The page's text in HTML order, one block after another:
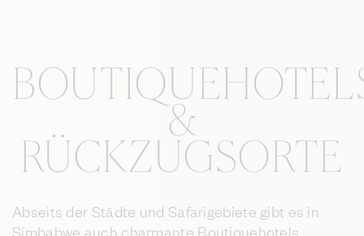
&
RÜCKZUGSORTE
Abseits der Städte und Safarigebiete gibt es in
Simbabwe auch charmante Boutiquehotels,